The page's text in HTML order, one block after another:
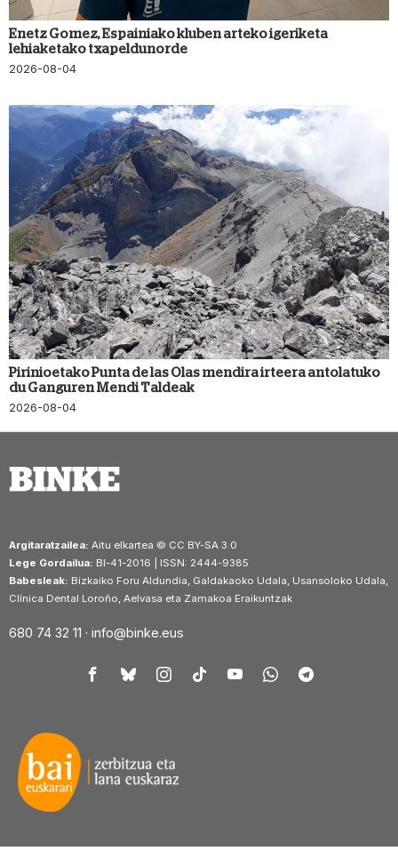
Enetz Gomez, Espainiako kluben arteko igeriketa
lehiaketako txapeldunorde
2026-08-04
Pirinioetako Punta de las Olas mendira irteera antolatuko
du Ganguren Mendi Taldeak
2026-08-04
Argitaratzailea: Aitu elkartea © CC BY-SA 3.0
Lege Gordailua: BI-41-2016 | ISSN: 2444-9385
Babesleak: Bizkaiko Foru Aldundia, Galdakaoko Udala, Usansoloko Udala,
Clínica Dental Loroño, Aelvasa eta Zamakoa Eraikuntzak
680 74 32 11 · info@binke.eus